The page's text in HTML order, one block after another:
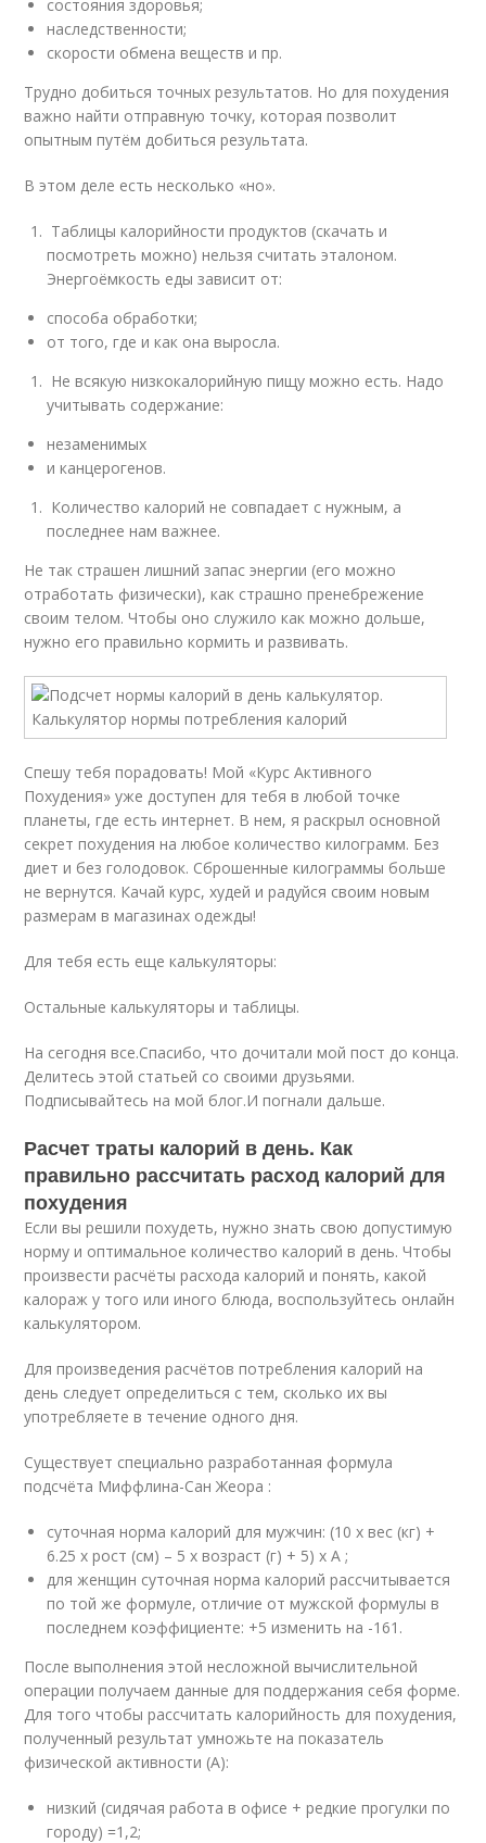
состояния здоровья;
наследственности;
скорости обмена веществ и пр.
Трудно добиться точных результатов. Но для похудения
важно найти отправную точку, которая позволит
опытным путём добиться результата.
В этом деле есть несколько «но».
Таблицы калорийности продуктов (скачать и
посмотреть можно) нельзя считать эталоном.
Энергоёмкость еды зависит от:
способа обработки;
от того, где и как она выросла.
Не всякую низкокалорийную пищу можно есть. Надо
учитывать содержание:
незаменимых
и канцерогенов.
Количество калорий не совпадает с нужным, а
последнее нам важнее.
Не так страшен лишний запас энергии (его можно
отработать физически), как страшно пренебрежение
своим телом. Чтобы оно служило как можно дольше,
нужно его правильно кормить и развивать.
Спешу тебя порадовать! Мой «Курс Активного
Похудения» уже доступен для тебя в любой точке
планеты, где есть интернет. В нем, я раскрыл основной
секрет похудения на любое количество килограмм. Без
диет и без голодовок. Сброшенные килограммы больше
не вернутся. Качай курс, худей и радуйся своим новым
размерам в магазинах одежды!
Для тебя есть еще калькуляторы:
Остальные калькуляторы и таблицы.
На сегодня все.Спасибо, что дочитали мой пост до конца.
Делитесь этой статьей со своими друзьями.
Подписывайтесь на мой блог.И погнали дальше.
Расчет траты калорий в день. Как
правильно рассчитать расход калорий для
похудения
Если вы решили похудеть, нужно знать свою допустимую
норму и оптимальное количество калорий в день. Чтобы
произвести расчёты расхода калорий и понять, какой
калораж у того или иного блюда, воспользуйтесь онлайн
калькулятором.
Для произведения расчётов потребления калорий на
день следует определиться с тем, сколько их вы
употребляете в течение одного дня.
Существует специально разработанная формула
подсчёта Миффлина-Сан Жеора :
суточная норма калорий для мужчин: (10 x вес (кг) +
6.25 x рост (см) – 5 x возраст (г) + 5) x A ;
для женщин суточная норма калорий рассчитывается
по той же формуле, отличие от мужской формулы в
последнем коэффициенте: +5 изменить на -161.
После выполнения этой несложной вычислительной
операции получаем данные для поддержания себя форме.
Для того чтобы рассчитать калорийность для похудения,
полученный результат умножьте на показатель
физической активности (А):
низкий (сидячая работа в офисе + редкие прогулки по
городу) =1,2;